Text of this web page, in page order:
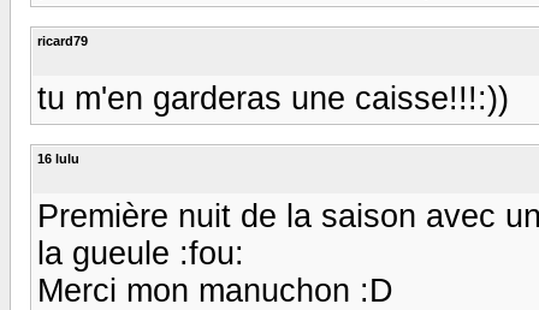
ricard79
tu m'en garderas une caisse!!!:))
16 lulu
Première nuit de la saison avec
la gueule :fou:
Merci mon manuchon :D